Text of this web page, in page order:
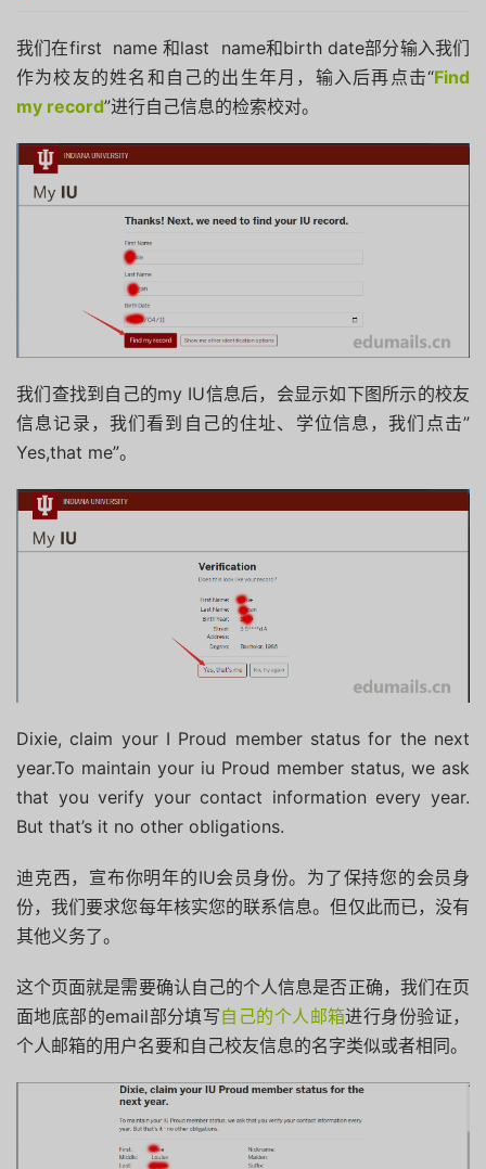
我们在first name 和last name和birth date部分输入我们
作为校友的姓名和自己的出生年月，输入后再点击“Find
my record”进行自己信息的检索校对。
我们查找到自己的my IU信息后，会显示如下图所示的校友
信息记录，我们看到自己的住址、学位信息，我们点击”
Yes,that me”。
Dixie, claim your I Proud member status for the next
year.To maintain your iu Proud member status, we ask
that you verify your contact information every year.
But that’s it no other obligations.
迪克西，宣布你明年的IU会员身份。 为了保持您的会员身
份，我们要求您每年核实您的联系信息。但仅此而已，没有
其他义务了。
这个页面就是需要确认自己的个人信息是否正确，我们在页
面地底部的email部分填写自己的个人邮箱进行身份验证，
个人邮箱的用户名要和自己校友信息的名字类似或者相同。